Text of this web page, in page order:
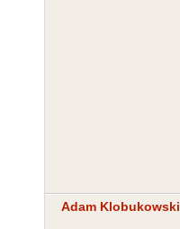
Adam Klobukowski